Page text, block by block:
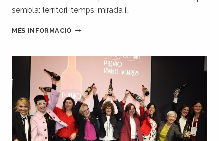
sembla: territori, temps, mirada i…
MÉS INFORMACIÓQUAN
I
CINEMA
TROBEN:
LA
DO
CATALUNYA
PATROCINADORA